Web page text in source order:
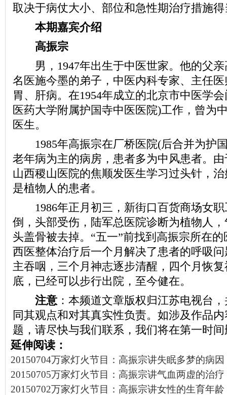
取决于病仗大小、部位和急性期治疗措施
本期嘉宾介绍
高振宗
男，1947年出生于中医世家。他的父亲
名医施今墨的弟子，中医内科专家、主任
胃、肝病。在1954年成立的北京市中医学
医药大学附属护国寺中医医院)工作，曾为
医生。
1985年高振宗在厂桥医院(后合并为护
老年病为主的病房，患者多为中风患者。
山西稷山医院的焦顺发医生学习过头针，
是植物人的患者。
1986年正月初三，新街口百货商场女职
倒，头部受伤，陆军总医院诊断为植物人
头盖骨被去掉。“五一”前找到高振宗所在
西医整体治疗后一个月解决了患者的呼吸
主吞咽，三个月神志逐步清醒，四个月恢
底，已经可以步行出院，至今健在。
注意 ：本频道文章版权归江苏电视台
同其观点和对其真实性负责。如涉及作品
题，请尽快与我们联系，我们将在第一时
延伸阅读：
20150704万家灯火节目：高振宗讲失眠多梦的病因
20150705万家灯火节目：高振宗讲气血两虚的治疗
20150702万家灯火节目：高振宗讲女性的生育年龄